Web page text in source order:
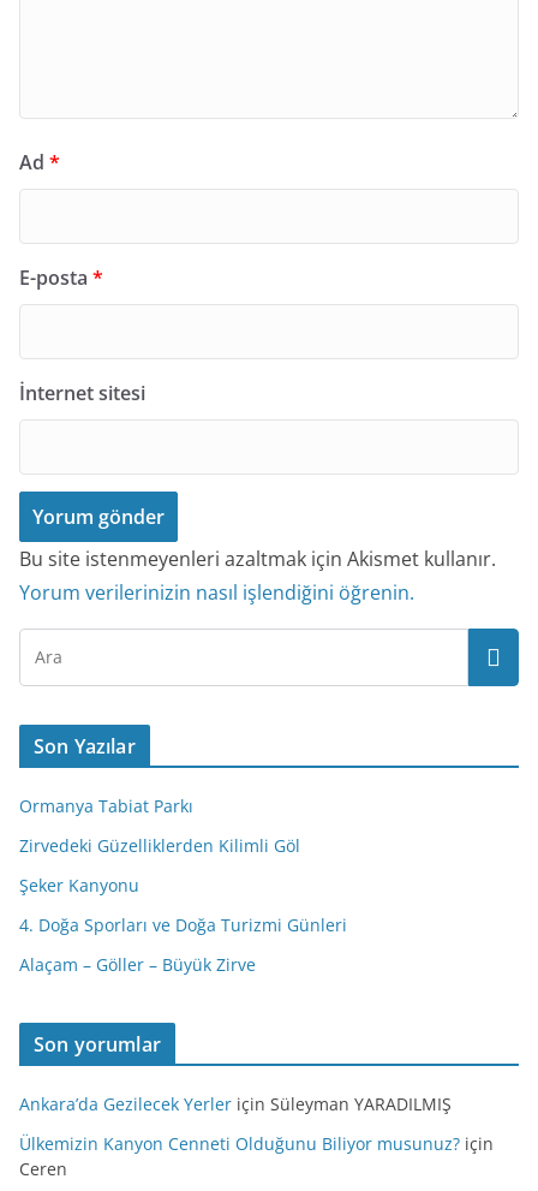
Ad *
E-posta *
İnternet sitesi
Bu site istenmeyenleri azaltmak için Akismet kullanır.
Yorum verilerinizin nasıl işlendiğini öğrenin.
Son Yazılar
Ormanya Tabiat Parkı
Zirvedeki Güzelliklerden Kilimli Göl
Şeker Kanyonu
4. Doğa Sporları ve Doğa Turizmi Günleri
Alaçam – Göller – Büyük Zirve
Son yorumlar
Ankara’da Gezilecek Yerler için Süleyman YARADILMIŞ
Ülkemizin Kanyon Cenneti Olduğunu Biliyor musunuz? için
Ceren